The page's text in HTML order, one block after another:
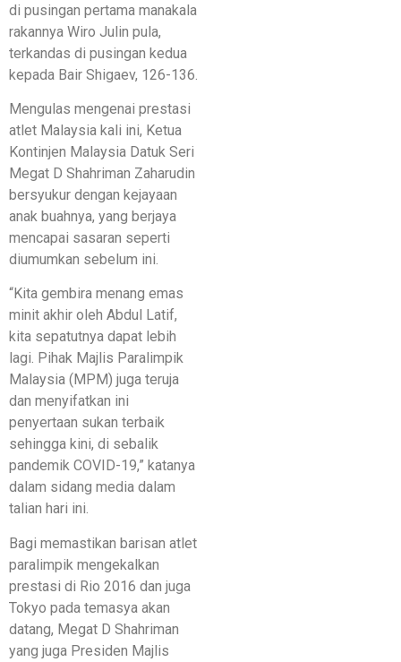
di pusingan pertama manakala
rakannya Wiro Julin pula,
terkandas di pusingan kedua
kepada Bair Shigaev, 126-136.
Mengulas mengenai prestasi
atlet Malaysia kali ini, Ketua
Kontinjen Malaysia Datuk Seri
Megat D Shahriman Zaharudin
bersyukur dengan kejayaan
anak buahnya, yang berjaya
mencapai sasaran seperti
diumumkan sebelum ini.
“Kita gembira menang emas
minit akhir oleh Abdul Latif,
kita sepatutnya dapat lebih
lagi. Pihak Majlis Paralimpik
Malaysia (MPM) juga teruja
dan menyifatkan ini
penyertaan sukan terbaik
sehingga kini, di sebalik
pandemik COVID-19,” katanya
dalam sidang media dalam
talian hari ini.
Bagi memastikan barisan atlet
paralimpik mengekalkan
prestasi di Rio 2016 dan juga
Tokyo pada temasya akan
datang, Megat D Shahriman
yang juga Presiden Majlis